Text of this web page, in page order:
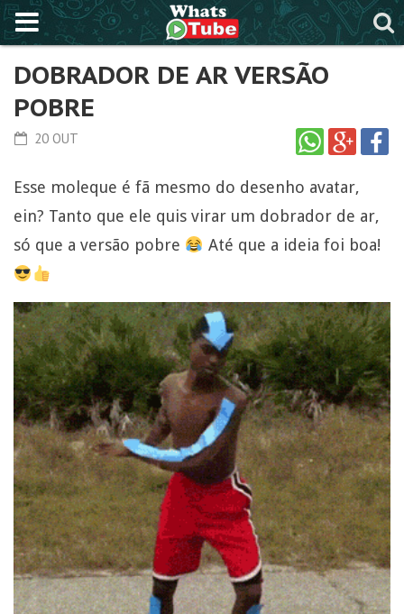
DOBRADOR DE AR VERSÃO
POBRE
20 OUT
Esse moleque é fã mesmo do desenho avatar,
ein? Tanto que ele quis virar um dobrador de ar,
só que a versão pobre
Até que a ideia foi boa!